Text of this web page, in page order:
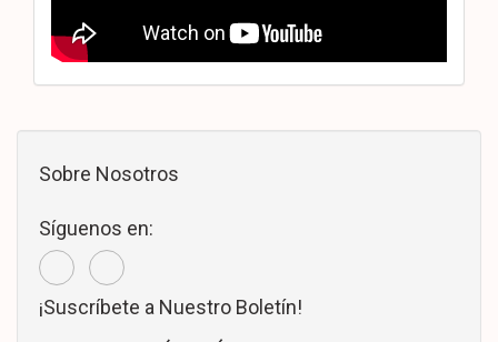
Sobre Nosotros
Síguenos en:
¡Suscríbete a Nuestro Boletín!